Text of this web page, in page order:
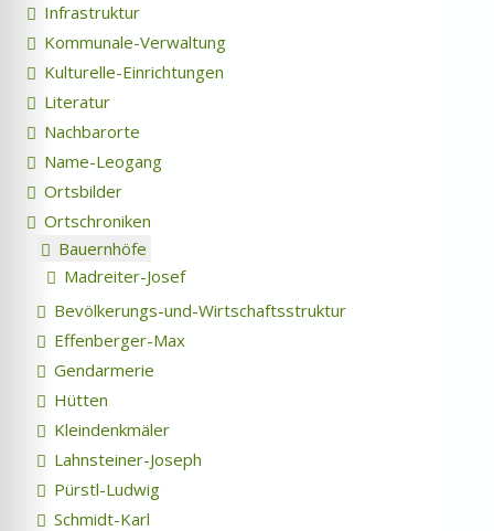
Infrastruktur
Kommunale-Verwaltung
Kulturelle-Einrichtungen
Literatur
Nachbarorte
Name-Leogang
Ortsbilder
Ortschroniken
Bauernhöfe
Madreiter-Josef
Bevölkerungs-und-Wirtschaftsstruktur
Effenberger-Max
Gendarmerie
Hütten
Kleindenkmäler
Lahnsteiner-Joseph
Pürstl-Ludwig
Schmidt-Karl